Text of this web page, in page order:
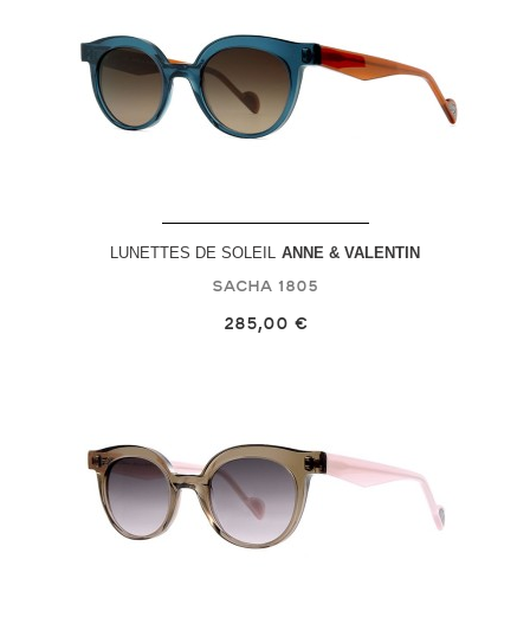
LUNETTES DE SOLEIL ANNE & VALENTIN
Sacha 1805
285,00 €